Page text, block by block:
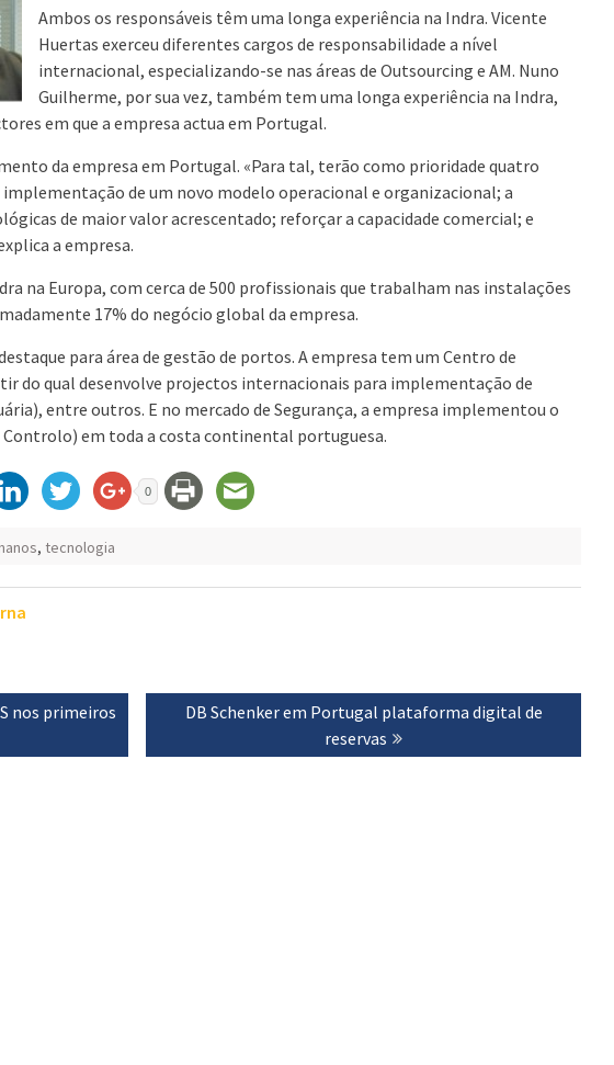
Ambos os responsáveis têm uma longa experiência na Indra. Vicente
Huertas exerceu diferentes cargos de responsabilidade a nível
internacional, especializando-se nas áreas de Outsourcing e AM. Nuno
Guilherme, por sua vez, também tem uma longa experiência na Indra,
em que a empresa actua em Portugal.
da empresa em Portugal. «Para tal, terão como prioridade quatro
de um novo modelo operacional e organizacional; a
de maior valor acrescentado; reforçar a capacidade comercial; e
a empresa.
na Europa, com cerca de 500 profissionais que trabalham nas instalações
17% do negócio global da empresa.
para área de gestão de portos. A empresa tem um Centro de
do qual desenvolve projectos internacionais para implementação de
entre outros. E no mercado de Segurança, a empresa implementou o
Controlo) em toda a costa continental portuguesa.
0
, tecnologia
nos primeiros
Next
DB Schenker em Portugal plataforma digital de
reservas